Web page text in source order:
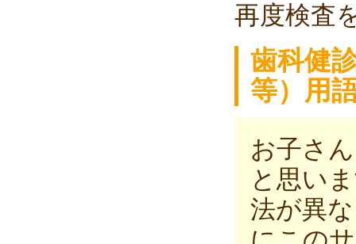
再度検査
歯科健
等）用
お子さ
と思い
法が異